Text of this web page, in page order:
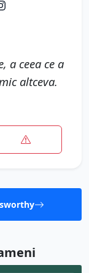
a ceea ce a
altceva.